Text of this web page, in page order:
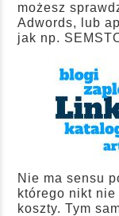
możesz
Adwords, lub
jak np.
Nie ma sensu
którego nikt
koszty. Tym